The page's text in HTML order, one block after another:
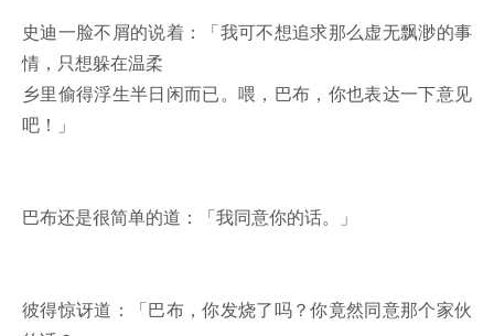
史迪一脸不屑的说着：「我可不想追求那么虚无飘渺的事
情，只想躲在温柔
乡里偷得浮生半日闲而已。喂，巴布，你也表达一下意见
吧！」
巴布还是很简单的道：「我同意你的话。」
彼得惊讶道：「巴布，你发烧了吗？你竟然同意那个家伙